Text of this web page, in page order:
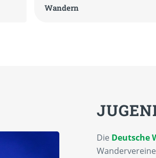
Wandern
Die Deutsche